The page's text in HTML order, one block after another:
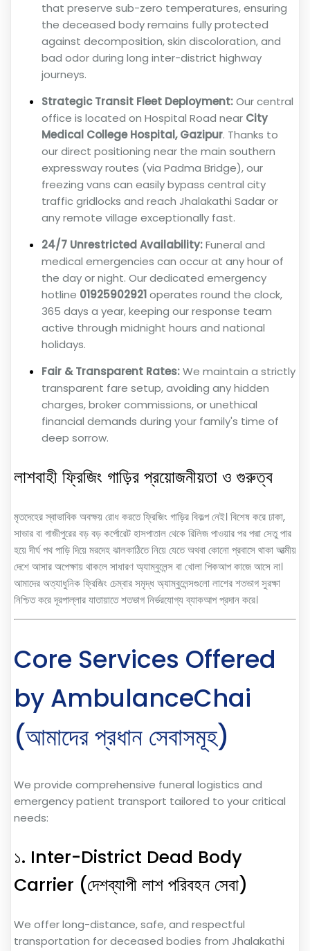
that preserve sub-zero temperatures, ensuring
the deceased body remains fully protected
against decomposition, skin discoloration, and
bad odor during long inter-district highway
journeys.
Strategic Transit Fleet Deployment:Our central
office is located on Hospital Road near City
Medical College Hospital, Gazipur. Thanks to
our direct positioning near the main southern
expressway routes (via Padma Bridge), our
freezing vans can easily bypass central city
traffic gridlocks and reach Jhalakathi Sadar or
any remote village exceptionally fast.
24/7 Unrestricted Availability:Funeral and
medical emergencies can occur at any hour of
the day or night. Our dedicated emergency
hotline 01925902921operates round the clock,
365 days a year, keeping our response team
active through midnight hours and national
holidays.
Fair & Transparent Rates:We maintain a strictly
transparent fare setup, avoiding any hidden
charges, broker commissions, or unethical
financial demands during your family's time of
deep sorrow.
লাশবাহী ফ্রিজিং গাড়ির প্রয়োজনীয়তা ও গুরুত্ব
মৃতদেহের স্বাভাবিক অবক্ষয় রোধ করতে ফ্রিজিং গাড়ির বিকল্প নেই। বিশেষ করে ঢাকা,
সাভার বা গাজীপুরের বড় বড় কর্পোরেট হাসপাতাল থেকে রিলিজ পাওয়ার পর পদ্মা সেতু পার
হয়ে দীর্ঘ পথ পাড়ি দিয়ে মরদেহ ঝালকাঠিতে নিয়ে যেতে অথবা কোনো প্রবাসে থাকা আত্মীয়
দেশে আসার অপেক্ষায় থাকলে সাধারণ অ্যাম্বুলেন্স বা খোলা পিকআপ কাজে আসে না।
আমাদের অত্যাধুনিক ফ্রিজিং চেম্বার সমৃদ্ধ অ্যাম্বুলেন্সগুলো লাশের শতভাগ সুরক্ষা
নিশ্চিত করে দূরপাল্লার যাতায়াতে শতভাগ নির্ভরযোগ্য ব্যাকআপ প্রদান করে।
Core Services Offered
by AmbulanceChai
(আমাদের প্রধান সেবাসমূহ)
We provide comprehensive funeral logistics and
emergency patient transport tailored to your critical
needs:
১. Inter-District Dead Body
Carrier (দেশব্যাপী লাশ পরিবহন সেবা)
We offer long-distance, safe, and respectful
transportation for deceased bodies from Jhalakathi